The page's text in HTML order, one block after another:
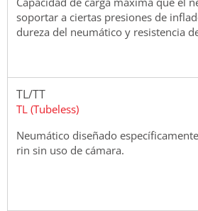
soportar a ciertas presiones de
dureza del neumático y resistencia
TL/TT
TL (Tubeless)
Neumático diseñado
rin sin uso de cámara.